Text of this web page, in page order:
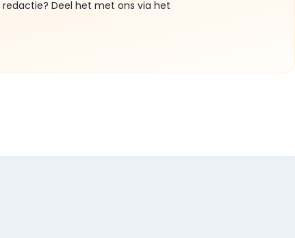
Deel het met ons via het